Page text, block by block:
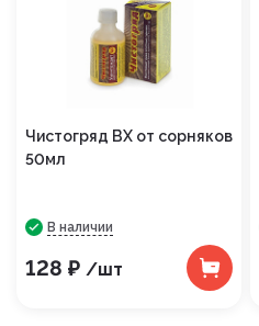
Чистогряд ВХ от сорняков
50мл
В наличии
128 ₽ /шт